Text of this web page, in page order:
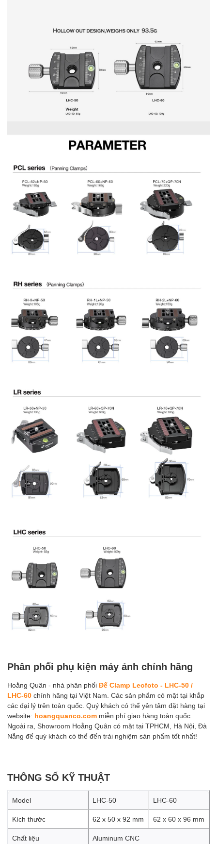
Phân phối phụ kiện máy ảnh chính hãng
Hoằng Quân - nhà phân phối Đế Clamp Leofoto - LHC-50 /
LHC-60 chính hãng tại Việt Nam. Các sản phẩm có mặt tại khắp
các đại lý trên toàn quốc. Quý khách có thể yên tâm đặt hàng tại
website: hoangquanco.com miễn phí giao hàng toàn quốc.
Ngoài ra, Showroom Hoằng Quân có mặt tại TPHCM, Hà Nội, Đà
Nẵng để quý khách có thể đến trải nghiệm sản phẩm tốt nhất!
THÔNG SỐ KỸ THUẬT
Model LHC-50 LHC-60
Kích thước 62 x 50 x 92 mm 62 x 60 x 96 mm
Chất liệu Aluminum CNC